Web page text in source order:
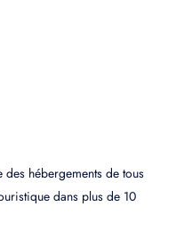
des hébergements de tous
dans plus de 10